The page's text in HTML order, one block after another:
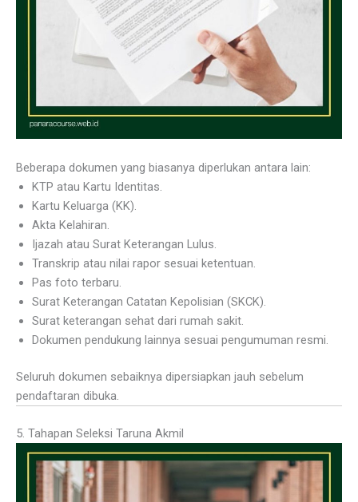
Beberapa dokumen yang biasanya diperlukan antara lain:
KTP atau Kartu Identitas.
Kartu Keluarga (KK).
Akta Kelahiran.
Ijazah atau Surat Keterangan Lulus.
Transkrip atau nilai rapor sesuai ketentuan.
Pas foto terbaru.
Surat Keterangan Catatan Kepolisian (SKCK).
Surat keterangan sehat dari rumah sakit.
Dokumen pendukung lainnya sesuai pengumuman resmi.
Seluruh dokumen sebaiknya dipersiapkan jauh sebelum
pendaftaran dibuka.
5. Tahapan Seleksi Taruna Akmil